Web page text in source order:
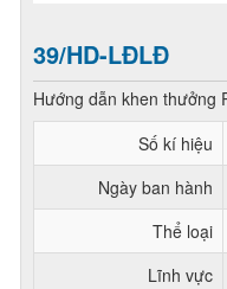
39/HD-LĐLĐ
Hướng dẫn khen thưởng
Số kí hiệu
Ngày ban hành
Thể loại
Lĩnh vực